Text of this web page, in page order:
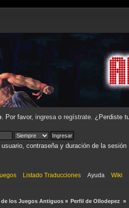
. Por favor, ingresao regístrate. ¿Perdiste
usuario, contraseña y duración de la sesión
Listado Traducciones Ayuda Wiki
los Juegos Antiguos» Perfil de Ollodepez »